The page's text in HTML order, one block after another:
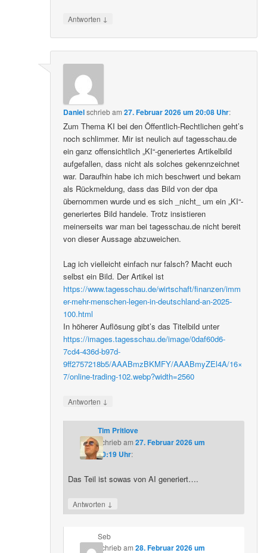
Antworten ↓
Danielschriebam27. Februar 2026 um 20:08 Uhr:
Zum Thema KI bei den Öffentlich-Rechtlichen geht’s
noch schlimmer. Mir ist neulich auf tagesschau.de
ein ganz offensichtlich „KI“-generiertes Artikelbild
aufgefallen, dass nicht als solches gekennzeichnet
war. Daraufhin habe ich mich beschwert und bekam
als Rückmeldung, dass das Bild von der dpa
übernommen wurde und es sich _nicht_ um ein „KI“-
generiertes Bild handele. Trotz insistieren
meinerseits war man bei tagesschau.de nicht bereit
von dieser Aussage abzuweichen.
Lag ich vielleicht einfach nur falsch? Macht euch
selbst ein Bild. Der Artikel ist
https://www.tagesschau.de/wirtschaft/finanzen/imm
er-mehr-menschen-legen-in-deutschland-an-2025-
100.html
In höherer Auflösung gibt’s das Titelbild unter
https://images.tagesschau.de/image/0daf60d6-
7cd4-436d-b97d-
9ff2757218b5/AAABmzBKMFY/AAABmyZEl4A/16×
7/online-trading-102.webp?width=2560
Antworten ↓
Tim Pritlove
schriebam 27. Februar 2026 um
20:19 Uhr:
Das Teil ist sowas von AI generiert….
Antworten ↓
Seb
schriebam 28. Februar 2026 um